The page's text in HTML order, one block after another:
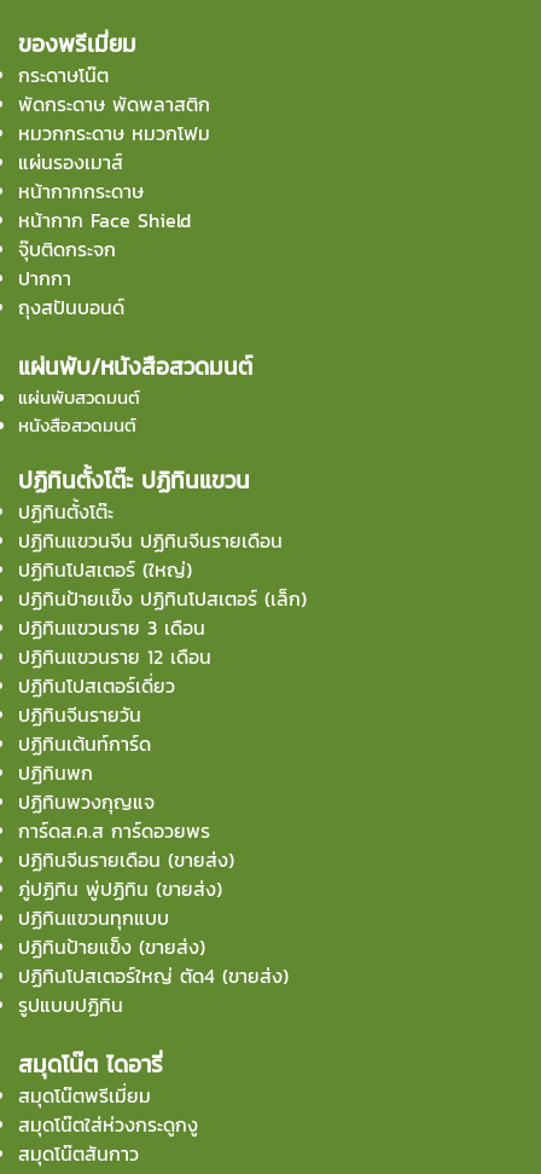
ของพรีเมี่ยม
กระดาษโน๊ต
พัดกระดาษ พัดพลาสติก
หมวกกระดาษ หมวกโฟม
แผ่นรองเมาส์
หน้ากากกระดาษ
หน้ากาก Face Shield
จุ๊บติดกระจก
ปากกา
ถุงสปันบอนด์
แผ่นพับ/หนังสือสวดมนต์
แผ่นพับสวดมนต์
หนังสือสวดมนต์
ปฏิทินตั้งโต๊ะ ปฏิทินแขวน
ปฏิทินตั้งโต๊ะ
ปฏิทินแขวนจีน ปฏิทินจีนรายเดือน
ปฏิทินโปสเตอร์ (ใหญ่)
ปฏิทินป้ายเเข็ง ปฏิทินโปสเตอร์ (เล็ก)
ปฏิทินแขวนราย 3 เดือน
ปฏิทินแขวนราย 12 เดือน
ปฏิทินโปสเตอร์เดี่ยว
ปฏิทินจีนรายวัน
ปฏิทินเต้นท์การ์ด
ปฏิทินพก
ปฏิทินพวงกุญแจ
การ์ดส.ค.ส การ์ดอวยพร
ปฏิทินจีนรายเดือน (ขายส่ง)
ภู่ปฏิทิน พู่ปฏิทิน (ขายส่ง)
ปฏิทินแขวนทุกแบบ
ปฏิทินป้ายแข็ง (ขายส่ง)
ปฏิทินโปสเตอร์ใหญ่ ตัด4 (ขายส่ง)
รูปแบบปฏิทิน
สมุดโน๊ต ไดอารี่
สมุดโน๊ตพรีเมี่ยม
สมุดโน๊ตใส่ห่วงกระดูกงู
สมุดโน๊ตสันกาว